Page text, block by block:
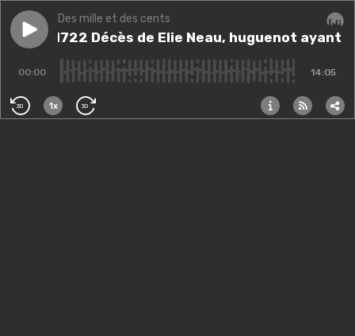
Play episode 7 sept 1722 Décès de Elie Neau, huguenot ayant
Des mille et des cents
7 sept 1722 Décès de Elie Neau, huguenot
00:00 14:05
30 1x 30